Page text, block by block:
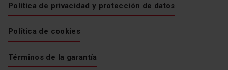
Política de privacidad y protección de datos
Política de cookies
Términos de la garantía